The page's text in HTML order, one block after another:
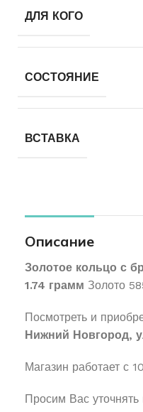
ДЛЯ КОГО
СОСТОЯНИЕ
ВСТАВКА
Описание
Золотое кольцо с
1.74 грамм Золото
Посмотреть и
Нижний Новгород,
Магазин работает с
Просим Вас